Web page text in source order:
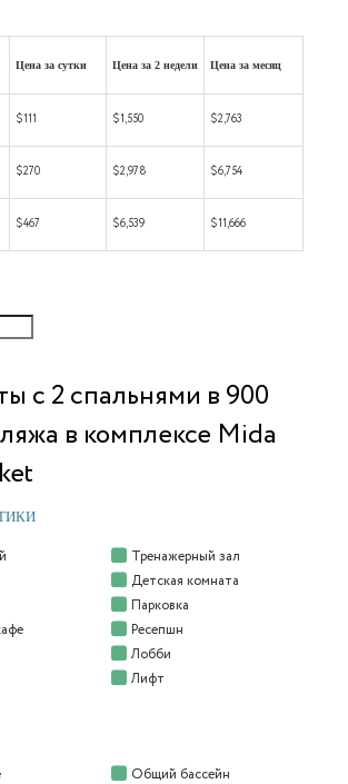
Цена за сутки Цена за 2 недели Цена за месяц
$111 $1,550 $2,763
$270 $2,978 $6,754
$467 $6,539 $11,666
с 2 спальнями в 900
в комплексе Mida
Тренажерный зал
Детская комната
Парковка
Ресепшн
Лобби
Лифт
Общий бассейн